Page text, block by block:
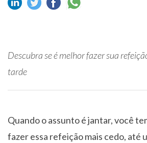
Descubra se é melhor fazer sua
tarde
Quando o assunto é jantar, você
fazer essa refeição mais cedo, até